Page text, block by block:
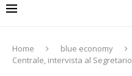
Home blue economy
Centrale, intervista al